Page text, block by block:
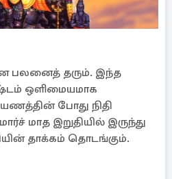
பலனைத் தரும். இந்த
ஒளிமையமாக
போது நிதி
மாத இறுதியில் இருந்து
தாக்கம் தொடங்கும்.